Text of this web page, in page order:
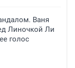
Ваня
Линочкой Ли
голос